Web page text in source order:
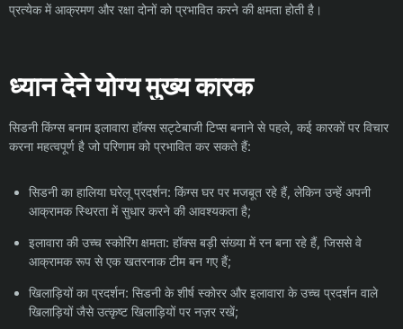
प्रत्येक में आक्रमण और रक्षा दोनों को प्रभावित करने की क्षमता होती है।
ध्यान देने योग्य मुख्य कारक
सिडनी किंग्स बनाम इलावारा हॉक्स सट्टेबाजी टिप्स बनाने से पहले, कई कारकों पर विचार
करना महत्वपूर्ण है जो परिणाम को प्रभावित कर सकते हैं:
सिडनी का हालिया घरेलू प्रदर्शन: किंग्स घर पर मजबूत रहे हैं, लेकिन उन्हें अपनी
आक्रामक स्थिरता में सुधार करने की आवश्यकता है;
इलावारा की उच्च स्कोरिंग क्षमता: हॉक्स बड़ी संख्या में रन बना रहे हैं, जिससे वे
आक्रामक रूप से एक खतरनाक टीम बन गए हैं;
खिलाड़ियों का प्रदर्शन: सिडनी के शीर्ष स्कोरर और इलावारा के उच्च प्रदर्शन वाले
खिलाड़ियों जैसे उत्कृष्ट खिलाड़ियों पर नज़र रखें;